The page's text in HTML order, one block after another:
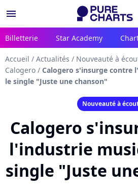
menu
Billetterie Star Academy
Accueil / Actualités / Nouveauté à
Calogero / Calogero s'insurge contre
le single "Juste une chanson"
Nouveauté à
Calogero
l'industrie
single "Juste